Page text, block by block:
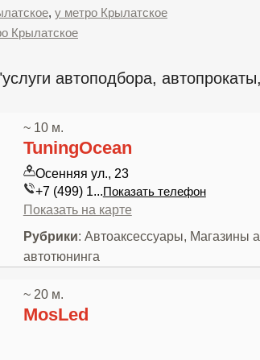
, у метро Крылатское
Крылатское
автоподбора,
~ 10 м.
TuningOcean
Осенняя ул., 23
+7 (499) 1...Показать телефон
Показать на карте
Рубрики: Автоаксессуары, Магазины
автотюнинга
~ 20 м.
MosLed